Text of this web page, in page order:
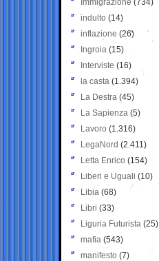
Immigrazione (734)
indulto (14)
inflazione (26)
Ingroia (15)
Interviste (16)
la casta (1.394)
La Destra (45)
La Sapienza (5)
Lavoro (1.316)
LegaNord (2.411)
Letta Enrico (154)
Liberi e Uguali (10)
Libia (68)
Libri (33)
Liguria Futurista (25)
mafia (543)
manifesto (7)